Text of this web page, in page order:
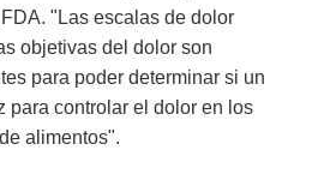
"Las escalas de dolor
objetivas del dolor son
para poder determinar si un
para controlar el dolor en los
alimentos".